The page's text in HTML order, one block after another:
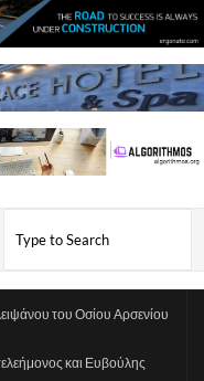
του Οσίου Αρσενίου
και Ευβούλης